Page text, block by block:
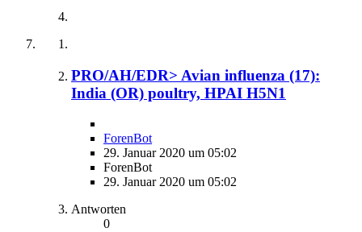
PRO/AH/EDR> Avian influenza (17):
India (OR) poultry, HPAI H5N1
ForenBot
29. Januar 2020 um 05:02
ForenBot
29. Januar 2020 um 05:02
Antworten
0